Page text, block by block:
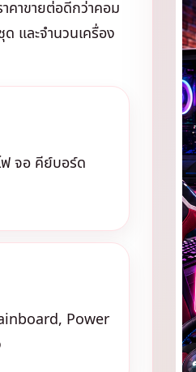
คาขายต่อดีกว่าคอม
และจำนวนเครื่อง
ฟ จอ คีย์บอร์ด
Power